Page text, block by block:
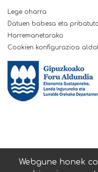
Lege oharra
Datuen babesa eta
Harremanetarako
Cookien konfigurazioa
Webgune honek